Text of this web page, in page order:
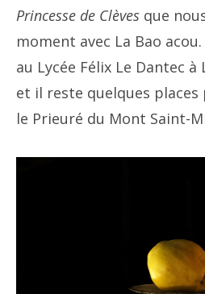
Princesse de Clèves que
moment avec La Bao
au Lycée Félix Le Dantec
et il reste quelques places
le Prieuré du Mont Saint-